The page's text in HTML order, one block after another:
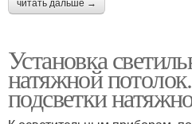
читать дальше →
Установка
натяжной
подсветки